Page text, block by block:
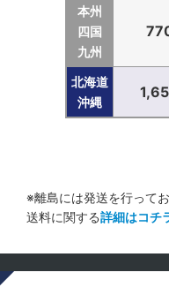
本州
四国
九州
北海道
沖縄
※離島には発送を行ってお
送料に関する詳細はコチ